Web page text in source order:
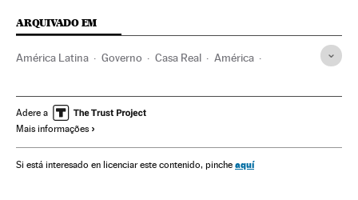
ARQUIVADO EM
América Latina Governo Casa Real América
Andrés Manuel López Obrador
Presidência Governo Espanha
México Felipe VI América do Norte Familia Real
Adere a
Mais informações
Si está interesado en licenciar este contenido, pinche aquí